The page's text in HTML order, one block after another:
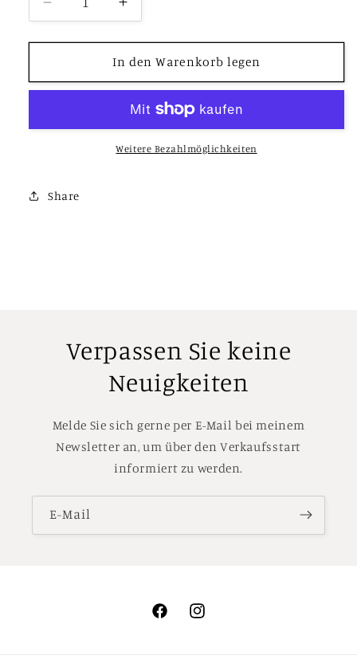
Verringere
die
Menge
Partnerunterricht
Einstieg
Erhöhe
die
Menge
für
Partnerunterricht
Einstieg
In den Warenkorb legen
Weitere Bezahlmöglichkeiten
Share
Verpassen Sie keine
Neuigkeiten
Melde Sie sich gerne per E-Mail bei meinem
Newsletter an, um über den Verkaufsstart
informiert zu werden.
E-Mail
FacebookInstagram